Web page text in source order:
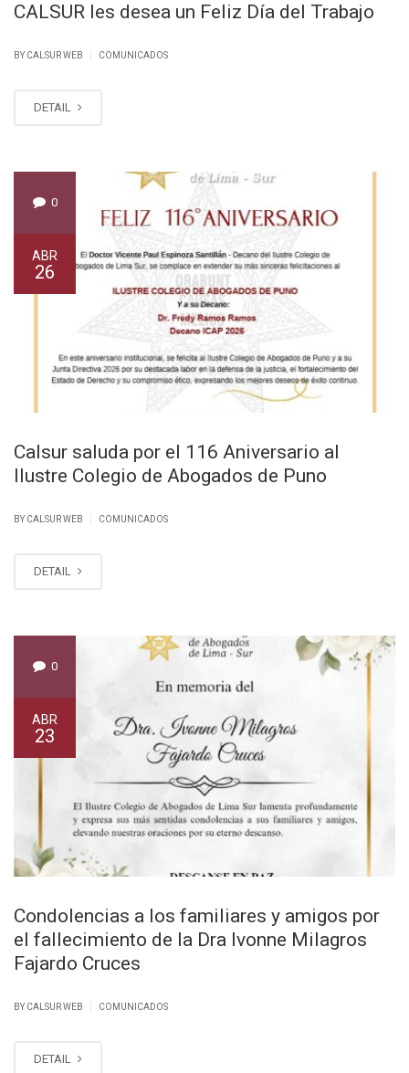
CALSUR les desea un Feliz Día del Trabajo
BY CALSUR WEB COMUNICADOS
DETAIL
0
ABR
26
Calsur saluda por el 116 Aniversario al
Ilustre Colegio de Abogados de Puno
BY CALSUR WEB COMUNICADOS
DETAIL
0
ABR
23
Condolencias a los familiares y amigos por
el fallecimiento de la Dra Ivonne Milagros
Fajardo Cruces
BY CALSUR WEB COMUNICADOS
DETAIL